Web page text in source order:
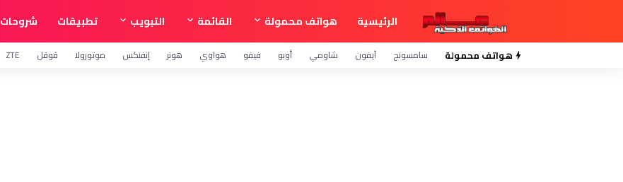
الرئيسية هواتف محمولة القائمة التبويب تطبيقات شروحات
هواتف محمولة سامسونج آيفون شاومي أوبو فيفو هواوي هونر إنفنكس موتورولا قوقل ZTE